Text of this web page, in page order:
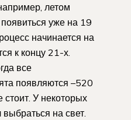
летом
уже на 19
начинается на
к концу 21-х.
все
появляются –520
У некоторых
на свет.